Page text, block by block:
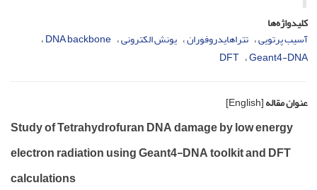
کلیدواژه‌ها
آسیب پرتویی تتراهایدروفوران یونش الکترونی DNA backbone
Geant4-DNA
DFT
عنوان مقاله[English]
Study of Tetrahydrofuran DNA damage by low energy
electron radiation using Geant4-DNA toolkit and DFT
calculations